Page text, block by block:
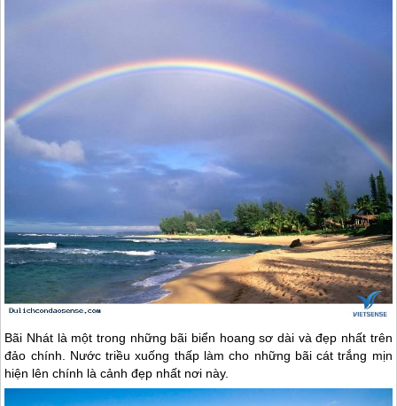
Bãi Nhát là một trong những bãi biển hoang sơ dài và đẹp nhất trên
đảo chính. Nước triều xuống thấp làm cho những bãi cát trắng mịn
hiện lên chính là cảnh đẹp nhất nơi này.